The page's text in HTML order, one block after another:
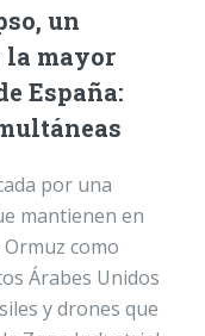
un
la mayor
España:
por una
mantienen en
como
Árabes Unidos
y drones que